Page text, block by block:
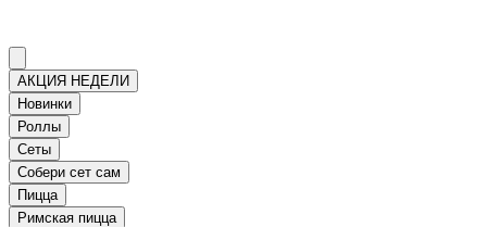
АКЦИЯ НЕДЕЛИ
Новинки
Роллы
Сеты
Собери сет сам
Пицца
Римская пицца